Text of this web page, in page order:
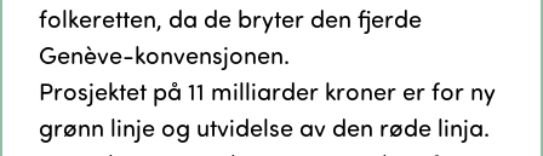
folkeretten, da de bryter den fjerde
Genève-konvensjonen.
Prosjektet på 11 milliarder kroner er for ny
grønn linje og utvidelse av den røde linja.